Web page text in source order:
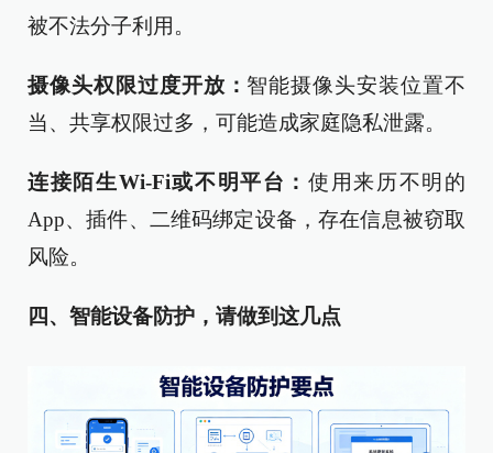
被不法分子利用。
摄像头权限过度开放： 智能摄像头安装位置不
当、共享权限过多，可能造成家庭隐私泄露。
连接陌生Wi-Fi或不明平台：使用来历不明的
App、插件、二维码绑定设备，存在信息被窃取
风险。
四、智能设备防护，请做到这几点